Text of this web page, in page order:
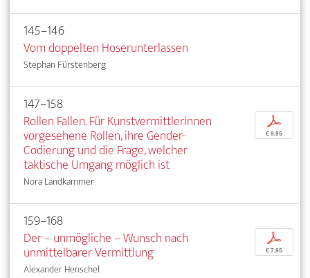
145–146
Vom doppelten Hoserunterlassen
Stephan Fürstenberg
147–158
Rollen Fallen. Für Kunstvermittlerinnen
vorgesehene Rollen, ihre Gender-
Codierung und die Frage, welcher
taktische Umgang möglich ist
Nora Landkammer
p
€ 9,95
159–168
Der – unmögliche – Wunsch nach
unmittelbarer Vermittlung
Alexander Henschel
p
€ 7,95